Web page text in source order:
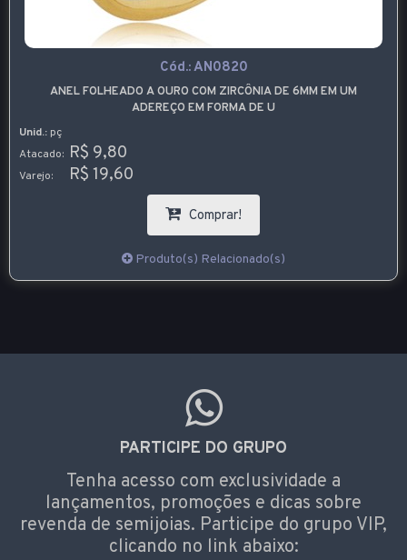
Cód.:AN0820
ANEL FOLHEADO A OURO COM ZIRCÔNIA DE 6MM EM UM
ADEREÇO EM FORMA DE U
Unid.: pç
Atacado: R$ 9,80
Varejo: R$ 19,60
Comprar!
Produto(s) Relacionado(s)
PARTICIPE DO GRUPO
Tenha acesso com exclusividade a
lançamentos, promoções e dicas sobre
revenda de semijoias. Participe do grupo VIP,
clicando no link abaixo: